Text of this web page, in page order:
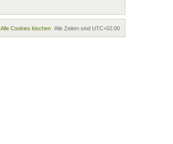
Alle Zeiten sind UTC+02:00
Alle Cookies löschen